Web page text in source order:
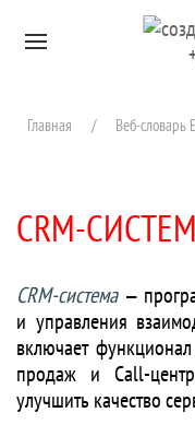
Перейти к
Главная Веб-словарь
CRM-
CRM-система—
и управления
включает
продаж и Call-
улучшить качество